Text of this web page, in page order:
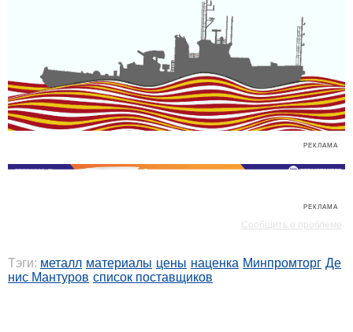
РЕКЛАМА
РЕКЛАМА
Сообщить о проблеме
Тэги: металл материалы цены наценка Минпромторг Де
нис Мантуров список поставщиков